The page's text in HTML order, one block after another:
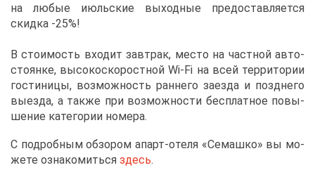
на лю­бые июль­ские вы­ход­ные предо­став­ля­ет­ся
скид­ка -25%!
В сто­и­мость вхо­дит зав­трак, ме­сто на част­ной ав­то­
сто­ян­ке, вы­со­ко­ско­рост­ной Wi-Fi на всей тер­ри­то­рии
го­сти­ни­цы, воз­мож­ность ран­не­го за­ез­да и позд­не­го
вы­ез­да, а та­к­же при воз­мож­но­сти бес­плат­ное по­вы­
ше­ние ка­те­го­рии но­ме­ра.
С по­дроб­ным об­зо­ром апарт-оте­ля «Се­маш­ко» вы мо­
же­те озна­ко­мить­ся здесь.